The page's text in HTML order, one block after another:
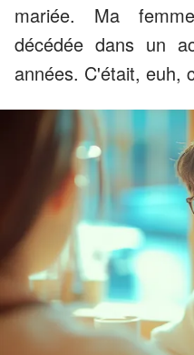
mariée. Ma
décédée dans un
années. C'était, euh,